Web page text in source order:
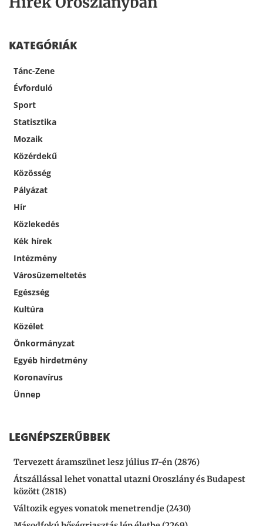
KATEGÓRIÁK
Tánc-Zene
Évforduló
Sport
Statisztika
Mozaik
Közérdekű
Közösség
Pályázat
Hír
Közlekedés
Kék hírek
Intézmény
Városüzemeltetés
Egészség
Kultúra
Közélet
Önkormányzat
Egyéb hirdetmény
Koronavírus
Ünnep
LEGNÉPSZERŰBBEK
Tervezett áramszünet lesz július 17-én (2876)
Átszállással lehet vonattal utazni Oroszlány és Budapest
között (2818)
Változik egyes vonatok menetrendje (2430)